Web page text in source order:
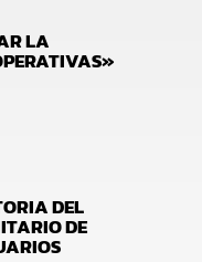
LA
DEL
DE